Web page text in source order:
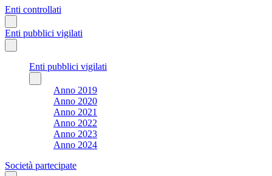
Enti controllati
Enti pubblici vigilati
Enti pubblici vigilati
Anno 2019
Anno 2020
Anno 2021
Anno 2022
Anno 2023
Anno 2024
Società partecipate